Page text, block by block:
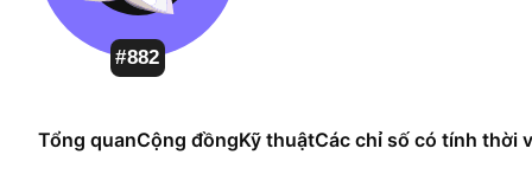
#882
Tổng quanCộng đồngKỹ thuậtCác chỉ số có tính thời